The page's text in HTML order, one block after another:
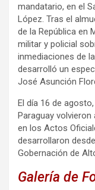
mandatario, en el
López. Tras el
de la República en
militar y policial
inmediaciones de
desarrolló un
José Asunción
El día 16 de
Paraguay
en los Actos
desarrollaron
Gobernación de
Galería de